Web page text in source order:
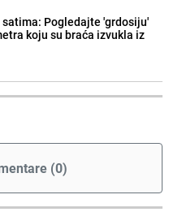
Pogledajte 'grdosiju'
koju su braća izvukla iz
(0)